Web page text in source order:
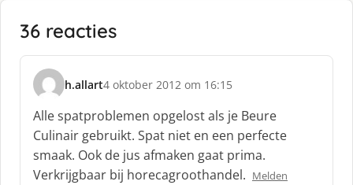
36 reacties
h.allart
s
c
h
r
e
e
4 oktober 2012 om 16:15
Alle spatproblemen opgelost als je Beure
Culinair gebruikt. Spat niet en een perfecte
smaak. Ook de jus afmaken gaat prima.
Verkrijgbaar bij horecagroothandel. Melden